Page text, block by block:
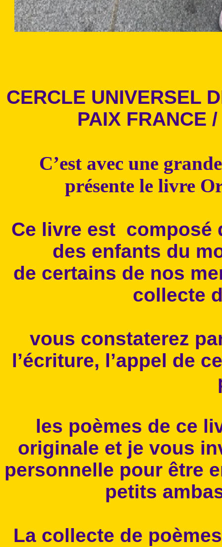
CERCLE UNIVERSEL
PAIX FRANCE
C’est avec une
présente le livre
Ce livre est composé
des enfants du
de certains de nos
collecte
vous constaterez
l’écriture, l’appel de
les poèmes de ce
originale et je vous
personnelle pour être
petits
La collecte de